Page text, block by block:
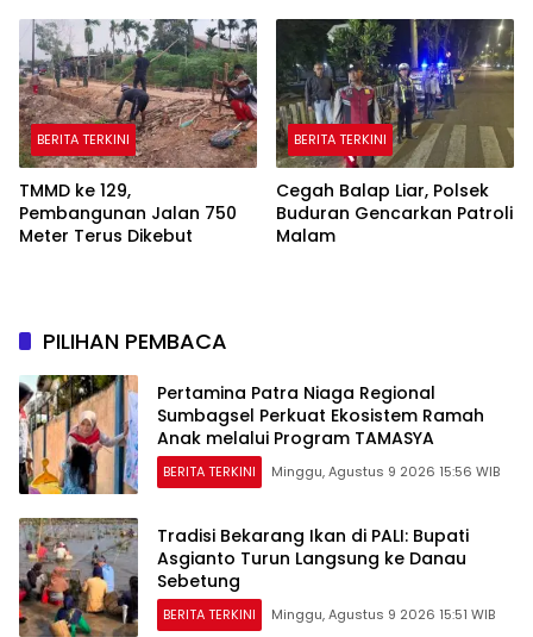
hingga Listrik Sering Mati
BERITA TERKINI
TMMD ke 129,
Pembangunan Jalan 750
Meter Terus Dikebut
BERITA TERKINI
Cegah Balap Liar, Polsek
Buduran Gencarkan Patroli
Malam
PILIHAN PEMBACA
Pertamina Patra Niaga Regional
Sumbagsel Perkuat Ekosistem Ramah
Anak melalui Program TAMASYA
BERITA TERKINI Minggu, Agustus 9 2026 15:56 WIB
Tradisi Bekarang Ikan di PALI: Bupati
Asgianto Turun Langsung ke Danau
Sebetung
BERITA TERKINI Minggu, Agustus 9 2026 15:51 WIB